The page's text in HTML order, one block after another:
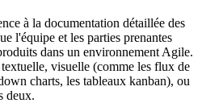
à la documentation détaillée des
l'équipe et les parties prenantes
dans un environnement Agile.
visuelle (comme les flux de
charts, les tableaux kanban), ou
deux.